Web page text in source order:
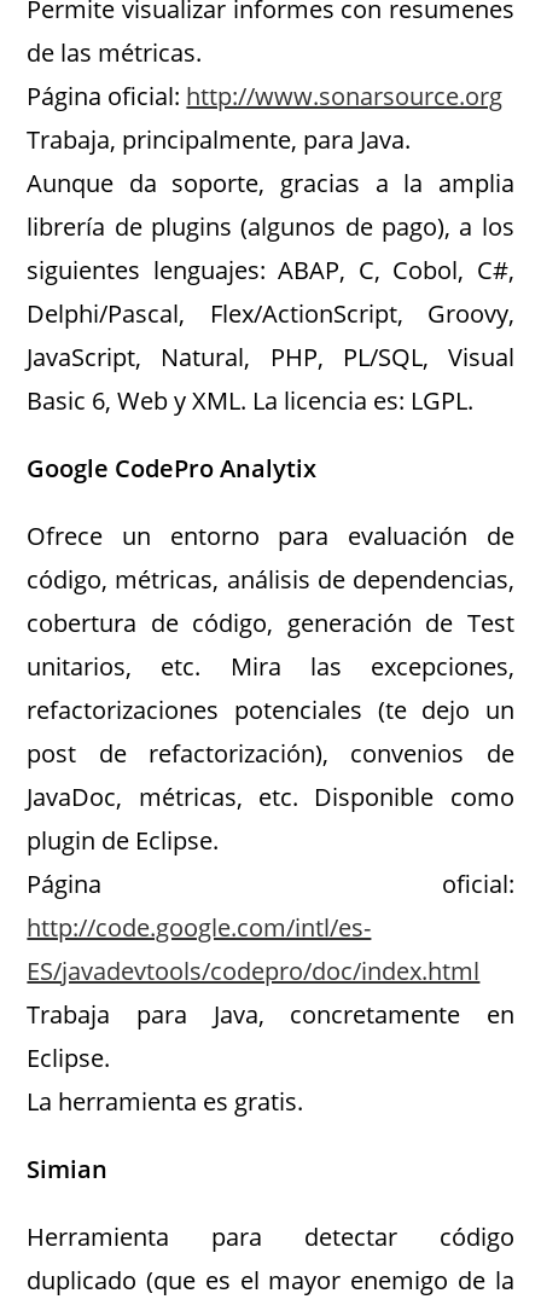
Permite visualizar informes con resumenes
de las métricas.
Página oficial: http://www.sonarsource.org
Trabaja, principalmente, para Java.
Aunque da soporte, gracias a la amplia
librería de plugins (algunos de pago), a los
siguientes lenguajes: ABAP, C, Cobol, C#,
Delphi/Pascal, Flex/ActionScript, Groovy,
JavaScript, Natural, PHP, PL/SQL, Visual
Basic 6, Web y XML. La licencia es: LGPL.
Google CodePro Analytix
Ofrece un entorno para evaluación de
código, métricas, análisis de dependencias,
cobertura de código, generación de Test
unitarios, etc. Mira las excepciones,
refactorizaciones potenciales (te dejo un
post de refactorización), convenios de
JavaDoc, métricas, etc. Disponible como
plugin de Eclipse.
Página oficial:
http://code.google.com/intl/es-
ES/javadevtools/codepro/doc/index.html
Trabaja para Java, concretamente en
Eclipse.
La herramienta es gratis.
Simian
Herramienta para detectar código
duplicado (que es el mayor enemigo de la